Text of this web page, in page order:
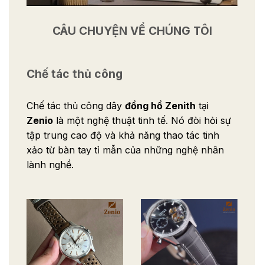
CÂU CHUYỆN VỂ CHÚNG TÔI
Chế tác thủ công
Chế tác thủ công dây đồng hồ Zenith tại
Zenio là một nghệ thuật tinh tế. Nó đòi hỏi sự
tập trung cao độ và khả năng thao tác tinh
xảo từ bàn tay tỉ mẫn của những nghệ nhân
lành nghề.